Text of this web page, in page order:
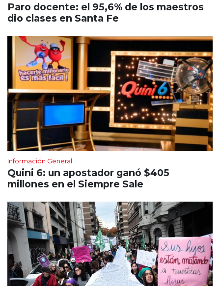
Paro docente: el 95,6% de los maestros
dio clases en Santa Fe
Información General
Quini 6: un apostador ganó $405
millones en el Siempre Sale